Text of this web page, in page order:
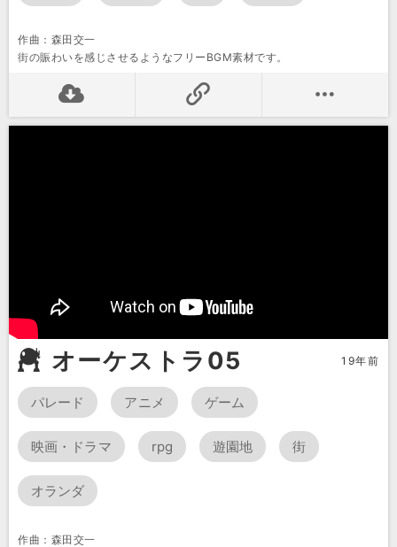
作曲：森田交一
街の賑わいを感じさせるようなフリーBGM素材です。
オーケストラ05 19年前
パレード アニメ ゲーム
映画・ドラマ rpg 遊園地 街
オランダ
作曲：森田交一